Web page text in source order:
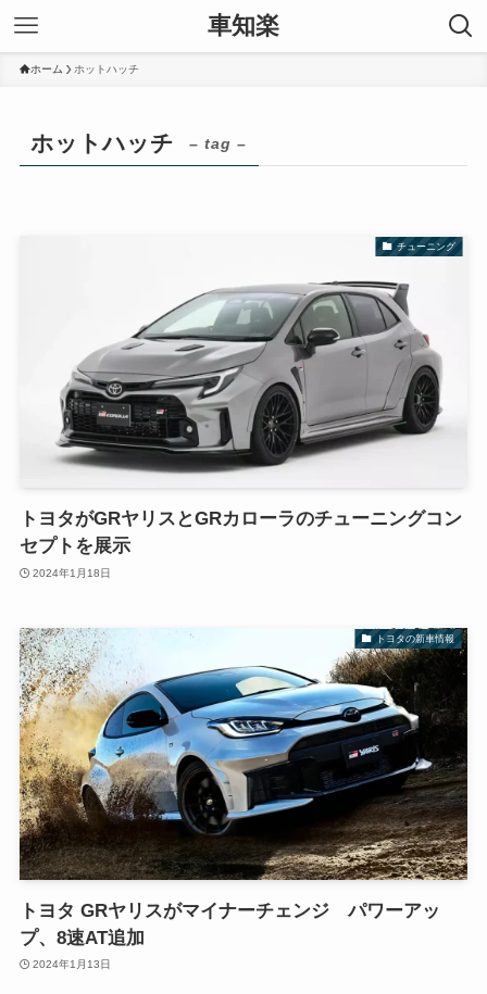
車知楽
ホーム ホットハッチ
ホットハッチ – tag –
チューニング
トヨタがGRヤリスとGRカローラのチューニングコン
セプトを展示
2024年1月18日
トヨタの新車情報
トヨタ GRヤリスがマイナーチェンジ パワーアッ
プ、8速AT追加
2024年1月13日